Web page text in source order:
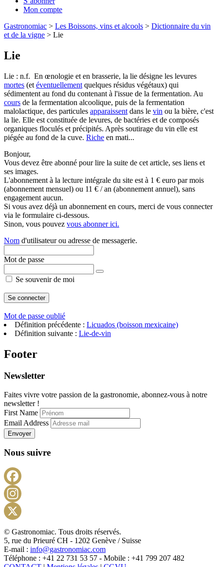
Mon compte
Gastronomiac > Les Boissons, vins et alcools > Dictionnaire du vin
et de la vigne > Lie
Lie
Lie : n.f. En œnologie et en brasserie, la lie désigne les levures
mortes (et éventuellement quelques résidus végétaux) qui
sédimentent au fond du contenant à l'issue de la fermentation. Au
cours de la fermentation alcoolique, puis de la fermentation
malolactique, des particules apparaissent dans le vin ou la bière, c'est
la lie. Elle est constituée de levures, de bactéries et de composés
organiques floculés et précipités. Après soutirage du vin elle est
piégée au fond de la cuve. Riche en mati...
Bonjour,
Vous devez être abonné pour lire la suite de cet article, ses liens et
ses images.
L'abonnement à la lecture intégrale du site est à 1 € euro par mois
(abonnement mensuel) ou 11 € / an (abonnement annuel), sans
engagement aucun.
Si vous avez déjà un abonnement en cours, merci de vous connecter
via le formulaire ci-dessous.
Sinon, vous pouvez vous abonner ici.
Nom d'utilisateur ou adresse de messagerie.
Mot de passe
Se souvenir de moi
Mot de passe oublié
Définition précédente : Licuados (boisson mexicaine)
Définition suivante : Lie-de-vin
Footer
Newsletter
Faites vivre votre passion de la gastronomie, abonnez-vous à notre
newsletter !
First Name
Email Address
Envoyer
Nous suivre
X
© Gastronomiac. Tous droits réservés.
5, rue du Prieuré CH - 1202 Genève / Suisse
E-mail : info@gastronomiac.com
Téléphone : +41 22 731 53 57 - Mobile : +41 799 207 482